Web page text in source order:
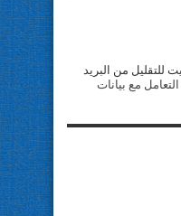
للتقليل من البريد
مع بيانات